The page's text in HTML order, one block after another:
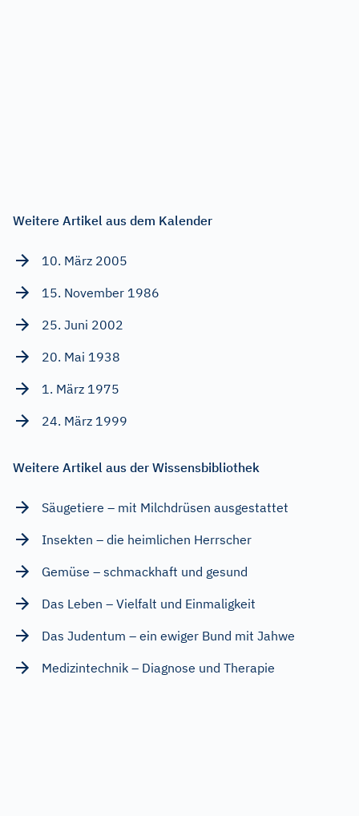
Weitere Artikel aus dem Kalender
10. März 2005
15. November 1986
25. Juni 2002
20. Mai 1938
1. März 1975
24. März 1999
Weitere Artikel aus der Wissensbibliothek
Säugetiere – mit Milchdrüsen ausgestattet
Insekten – die heimlichen Herrscher
Gemüse – schmackhaft und gesund
Das Leben – Vielfalt und Einmaligkeit
Das Judentum – ein ewiger Bund mit Jahwe
Medizintechnik – Diagnose und Therapie